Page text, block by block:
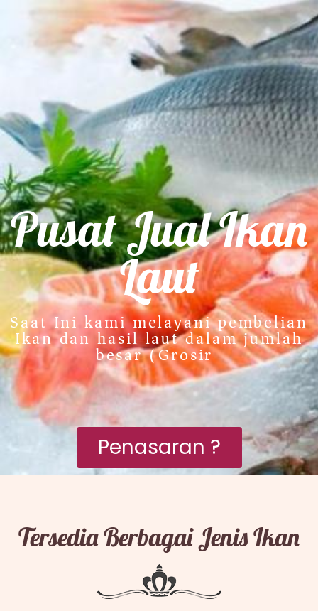
Pusat Jual Ikan
Laut
Saat Ini kami melayani pembelian
Ikan dan hasil laut dalam jumlah
besar (Grosir)
Penasaran ?
Tersedia Berbagai Jenis Ikan